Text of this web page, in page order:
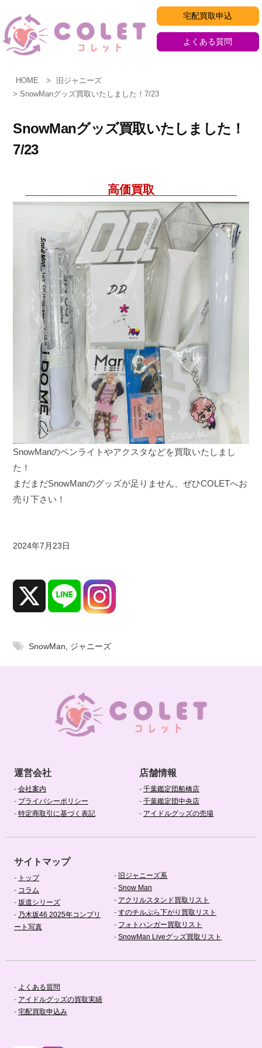
ン
テ
宅配買取申込
よくある質問
HOME
旧ジャニーズ
SnowManグッズ買取いたしました！7/23
SnowManグッズ買取いたしました！
7/23
高価買取
SnowManのペンライトやアクスタなどを買取いたしまし
た！
まだまだSnowManのグッズが足りません、ぜひCOLETへお
売り下さい！
2024年7月23日
d
o
o
u
s
e
SnowMan ジャニーズ
運営会社
- 会社案内
- プライバシーポリシー
- 特定商取引に基づく表記
店舗情報
- 千葉鑑定団船橋店
- 千葉鑑定団中央店
- アイドルグッズの売場
サイトマップ
- トップ
- コラム
- 坂道シリーズ
- 乃木坂46 2025年コンプリ
ート写真
- 旧ジャニーズ系
-Snow Man
- アクリルスタンド買取リスト
-すのチルぶら下がり買取リスト
- フォトハンガー買取リスト
-SnowMan Liveグッズ買取リスト
- よくある質問
- アイドルグッズの買取実績
- 宅配買取申込み